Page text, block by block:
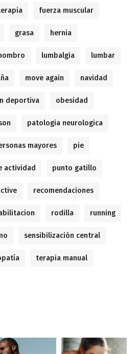
fuerza muscular
grasa hernia
hombro lumbalgia lumbar
move again navidad
deportiva obesidad
patologia neurologica
mayores pie
actividad punto gatillo
recomendaciones
rodilla running
sensibilización central
terapia manual